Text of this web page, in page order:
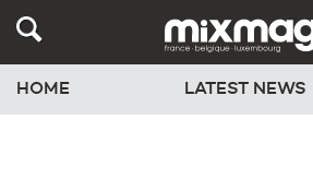
HOME LATEST NEWS